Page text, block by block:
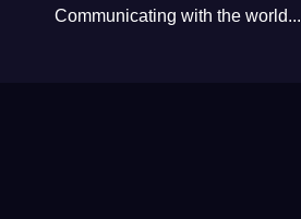
Communicating with the world...